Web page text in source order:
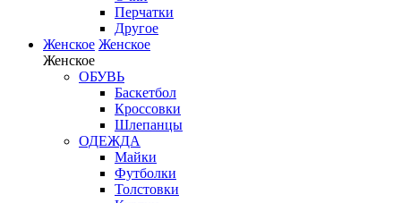
Перчатки
Другое
Женское Женское
Женское
ОБУВЬ
Баскетбол
Кроссовки
Шлепанцы
ОДЕЖДА
Майки
Футболки
Толстовки